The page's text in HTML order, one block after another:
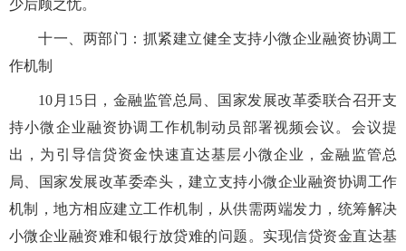
少后顾之忧。
十一、两部门：抓紧建立健全支持小微企业融资协调工
作机制
10月15日，金融监管总局、国家发展改革委联合召开支
持小微企业融资协调工作机制动员部署视频会议。会议提
出，为引导信贷资金快速直达基层小微企业，金融监管总
局、国家发展改革委牵头，建立支持小微企业融资协调工作
机制，地方相应建立工作机制，从供需两端发力，统筹解决
小微企业融资难和银行放贷难的问题。实现信贷资金直达基